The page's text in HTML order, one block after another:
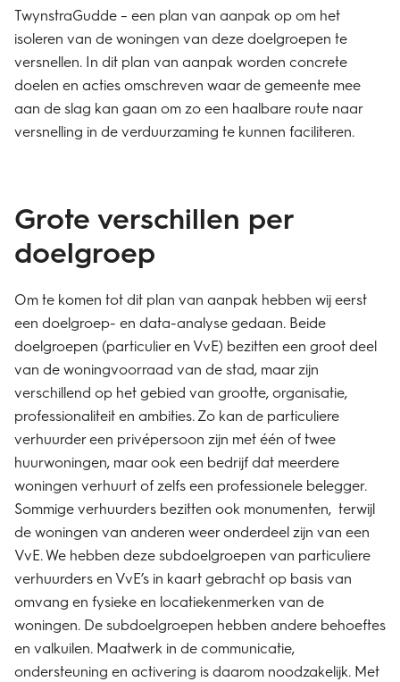
TwynstraGudde – een plan van aanpak op om het
isoleren van de woningen van deze doelgroepen te
versnellen. In dit plan van aanpak worden concrete
doelen en acties omschreven waar de gemeente mee
aan de slag kan gaan om zo een haalbare route naar
versnelling in de verduurzaming te kunnen faciliteren.
Grote verschillen per
doelgroep
Om te komen tot dit plan van aanpak hebben wij eerst
een doelgroep- en data-analyse gedaan. Beide
doelgroepen (particulier en VvE) bezitten een groot deel
van de woningvoorraad van de stad, maar zijn
verschillend op het gebied van grootte, organisatie,
professionaliteit en ambities. Zo kan de particuliere
verhuurder een privépersoon zijn met één of twee
huurwoningen, maar ook een bedrijf dat meerdere
woningen verhuurt of zelfs een professionele belegger.
Sommige verhuurders bezitten ook monumenten, terwijl
de woningen van anderen weer onderdeel zijn van een
VvE. We hebben deze subdoelgroepen van particuliere
verhuurders en VvE’s in kaart gebracht op basis van
omvang en fysieke en locatiekenmerken van de
woningen. De subdoelgroepen hebben andere behoeftes
en valkuilen. Maatwerk in de communicatie,
ondersteuning en activering is daarom noodzakelijk. Met